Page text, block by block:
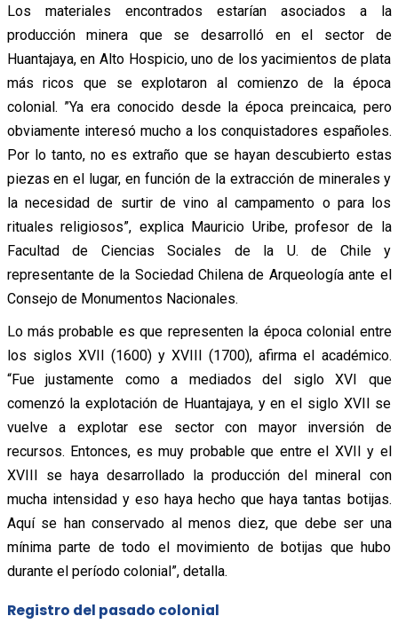
Los materiales encontrados estarían asociados a la
producción minera que se desarrolló en el sector de
Huantajaya, en Alto Hospicio, uno de los yacimientos de plata
más ricos que se explotaron al comienzo de la época
colonial. ”Ya era conocido desde la época preincaica, pero
obviamente interesó mucho a los conquistadores españoles.
Por lo tanto, no es extraño que se hayan descubierto estas
piezas en el lugar, en función de la extracción de minerales y
la necesidad de surtir de vino al campamento o para los
rituales religiosos”, explica Mauricio Uribe, profesor de la
Facultad de Ciencias Sociales de la U. de Chile y
representante de la Sociedad Chilena de Arqueología ante el
Consejo de Monumentos Nacionales.
Lo más probable es que representen la época colonial entre
los siglos XVII (1600) y XVIII (1700), afirma el académico.
“Fue justamente como a mediados del siglo XVI que
comenzó la explotación de Huantajaya, y en el siglo XVII se
vuelve a explotar ese sector con mayor inversión de
recursos. Entonces, es muy probable que entre el XVII y el
XVIII se haya desarrollado la producción del mineral con
mucha intensidad y eso haya hecho que haya tantas botijas.
Aquí se han conservado al menos diez, que debe ser una
mínima parte de todo el movimiento de botijas que hubo
durante el período colonial”, detalla.
Registro del pasado colonial